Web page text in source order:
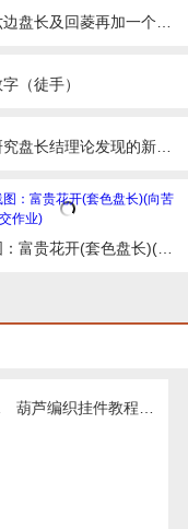
（徒手）
葫芦编织挂件教程图解，同心结包挂编绳教程